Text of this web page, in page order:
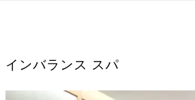
インバランス スパ